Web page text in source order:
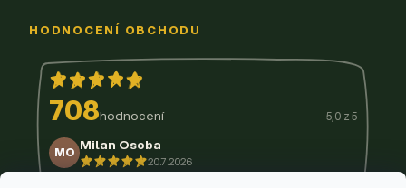
HODNOCENÍ OBCHODU
708hodnocení 5,0 z 5
MO Milan Osoba
20.7.2026
14.7.2026
11.7.2026
9.7.2026
3.7.2026
29.6.2026